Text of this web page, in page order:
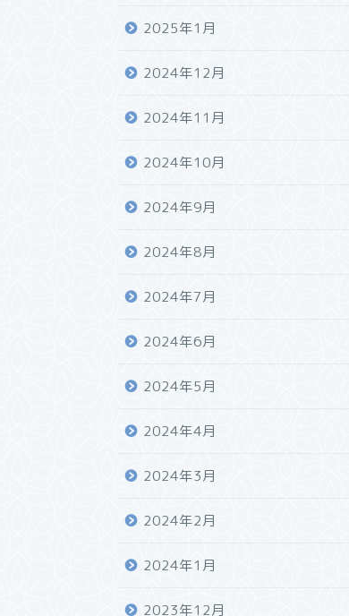
2025年1月
2024年12月
2024年11月
2024年10月
2024年9月
2024年8月
2024年7月
2024年6月
2024年5月
2024年4月
2024年3月
2024年2月
2024年1月
2023年12月